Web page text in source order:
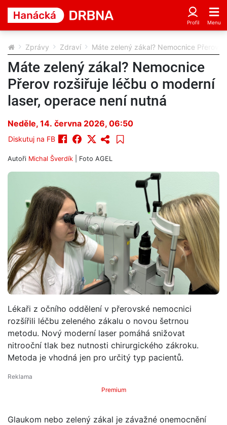
Zprávy Zdraví Máte zelený zákal? Nemocnice Přerov
Máte zelený zákal? Nemocnice
Přerov rozšiřuje léčbu o moderní
laser, operace není nutná
Neděle, 14. června 2026, 06:50
Diskutuj na FB
Autoři Michal Šverdík | Foto AGEL
Lékaři z očního oddělení v přerovské nemocnici
rozšířili léčbu zeleného zákalu o novou šetrnou
metodu. Nový moderní laser pomáhá snižovat
nitrooční tlak bez nutnosti chirurgického zákroku.
Metoda je vhodná jen pro určitý typ pacientů.
Premium
Glaukom nebo zelený zákal je závažné onemocnění